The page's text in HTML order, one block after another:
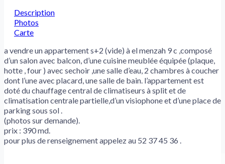
Description
Photos
Carte
a vendre un appartement s+2 (vide) à el menzah 9 c ,composé
d’un salon avec balcon, d’une cuisine meublée équipée (plaque,
hotte , four ) avec sechoir ,une salle d’eau, 2 chambres à coucher
dont l’une avec placard, une salle de bain. l’appartement est
doté du chauffage central de climatiseurs à split et de
climatisation centrale partielle,d’un visiophone et d’une place de
parking sous sol .
(photos sur demande).
prix : 390 md.
pour plus de renseignement appelez au 52 37 45 36 .